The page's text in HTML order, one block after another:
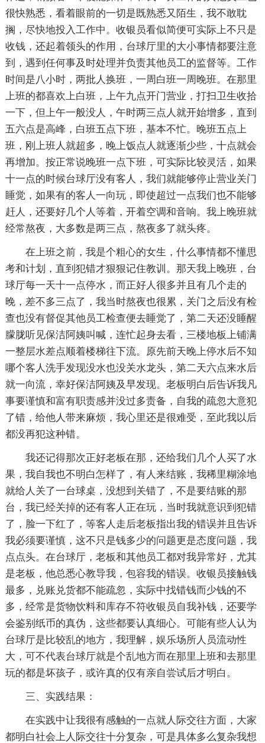
很快熟悉，看着眼前的一切是既熟悉又陌生，我不敢耽
搁，尽快地投入工作中。收银员看似简便可实际上不只是
收钱，还起着领头的作用，台球厅里的大小事情都要注意
到，遇到任何事及时处理并负责其他员工的监督等。工作
时间是八小时，两批人换班，一周白班一周晚班。在那里
上班的都喜欢上白班，上午九点开门营业，打扫卫生收拾
一下，但上午一般没人，午时两三点人就开始增多，直到
五六点是高峰，白班五点下班，基本不忙。晚班五点上
班，刚上班人就超多，晚上饭点人就逐渐少些，十点就会
再增加。按正常说晚班一点下班，可实际比较灵活，如果
十一点的时候台球厅没有客人，我们就能够停止营业关门
睡觉，如果有的客人一向玩，即使超过一点我们也不能够
赶人，还要好几个人等着，开着空调和音响。我上晚班就
经常熬夜，大多数是两三点，熬夜多了就头疼。
在上班之前，我是个粗心的女生，什么事情都不懂思
考和计划，直到犯错才狠狠记住教训。那天我上晚班，台
球厅每一天十一点停水，而正好人很多并且有几个走的
晚，差不多三点了，我当时熬夜也很累，关门之后没有检
查也没有督促其他员工检查便去睡觉了，第二天还没睡醒
朦胧听见保洁阿姨叫喊，连忙起身去看，三楼地板上铺满
一整层水差点顺着楼梯往下流。原先前天晚上停水后不知
哪个客人洗手发现没水也没关水龙头，第二天六点来水后
就一向流，幸好保洁阿姨及早发现。老板明白后告诉我凡
事要谨慎和富有职责感并没过多责备，自我的疏忽大意犯
了错，给他人带来麻烦，我心里还是很难受，至此我以后
都没再犯这种错。
我还记得那次正好老板在那，还给我们几个人买了水
果，我自我也不明白怎样了，有人来结账，我稀里糊涂地
就给人关了一台球桌，没想到关错了，不是要结账的那
台，我已经关掉的还有客人正在玩，当时我就意识到犯错
了，脸一下红了，等客人走后老板指出我的错误并且告诉
我必须要谨慎，这不只是钱多少的问题更是态度问题，我
点点头。在台球厅，老板和其他员工都对我异常好，尤其
是老板，他总悉心教导我，包容我的错误。收银员接触钱
最多，兑账兑货都不能疏忽，实际中找错钱而少钱的不
多，经常是货物饮料和库存不符收银员自我补钱，还要学
会鉴别纸币的真伪，这些都要认真细心。可能有些人认为
台球厅是比较乱的地方，我理解，娱乐场所人员流动性
大，可不代表台球厅就是个乱地方而在那里上班和去那里
玩的都是坏孩子，或许真的仅有亲自尝试后才明白。
三、实践结果：
在实践中让我很有感触的一点就人际交往方面，大家
都明白社会上人际交往十分复杂，可是具体多么复杂我想